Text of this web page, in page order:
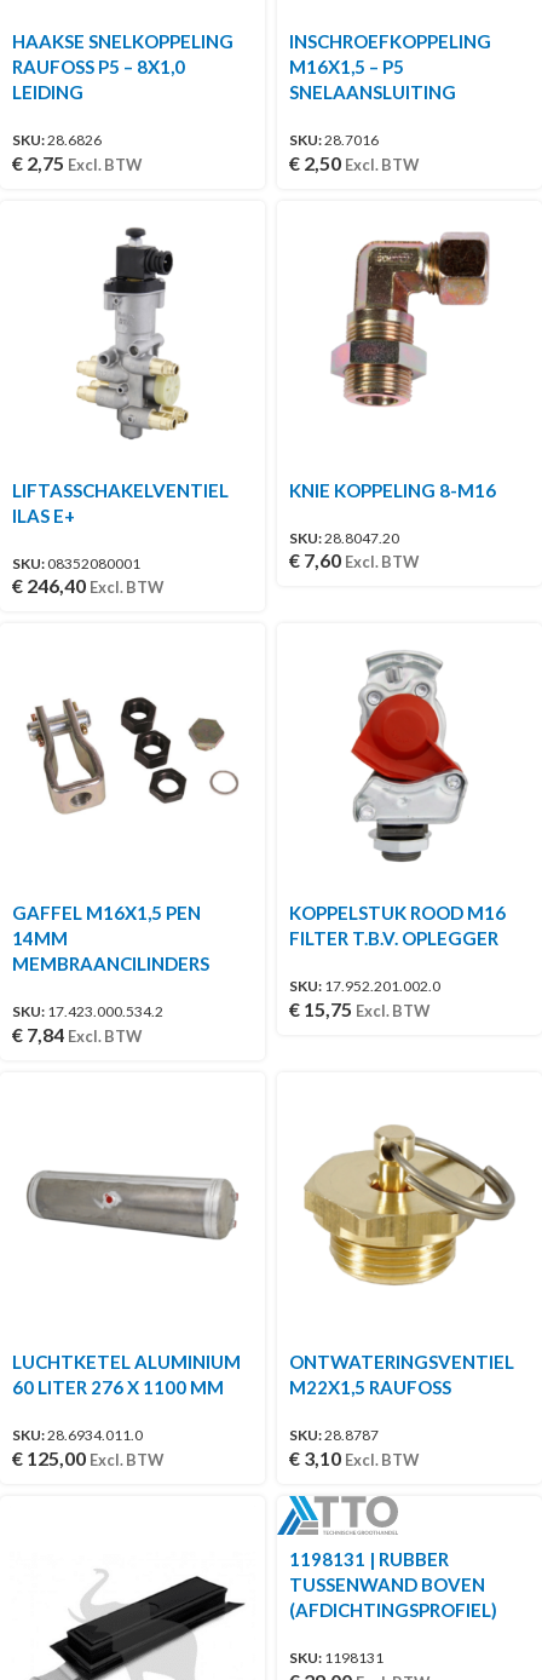
HAAKSE SNELKOPPELING
RAUFOSS P5 – 8X1,0
LEIDING
SKU:28.6826
€ 2,75 Excl. BTW
INSCHROEFKOPPELING
M16X1,5 – P5
SNELAANSLUITING
SKU:28.7016
€ 2,50 Excl. BTW
LIFTASSCHAKELVENTIEL
ILAS E+
SKU: 08352080001
€ 246,40 Excl. BTW
KNIE KOPPELING 8-M16
SKU:28.8047.20
€ 7,60 Excl. BTW
GAFFEL M16X1,5 PEN
14MM
MEMBRAANCILINDERS
SKU: 17.423.000.534.2
€ 7,84 Excl. BTW
KOPPELSTUK ROOD M16
FILTER T.B.V. OPLEGGER
SKU: 17.952.201.002.0
€ 15,75 Excl. BTW
LUCHTKETEL ALUMINIUM
60 LITER 276 X 1100 MM
SKU:28.6934.011.0
€ 125,00 Excl. BTW
ONTWATERINGSVENTIEL
M22X1,5 RAUFOSS
SKU:28.8787
€ 3,10 Excl. BTW
1198131 | RUBBER
TUSSENWAND BOVEN
(AFDICHTINGSPROFIEL)
SKU: 1198131